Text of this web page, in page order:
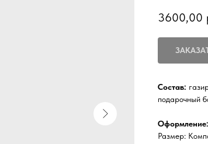
3600,00
Состав:
подарочный
Оформление:
Размер: